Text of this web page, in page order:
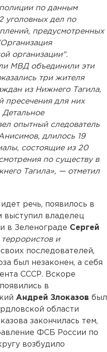
по данным
уголовных дел по
предусмотренных
организации".
МВД объединили эти
три жителя
из Нижнего Тагила,
для них
Детальное
опытный следователь
длилось 19
состоящие из 20
по существу в
Тагила», — отметил
речь, появилось в
выступил владелец
в Зеленограде Сергей
и
последователей,
был незаконен, а себя
СССР. Вскоре
в
Андрей Злоказов был
области
закончилась тем,
ФСБ России по
возбудило